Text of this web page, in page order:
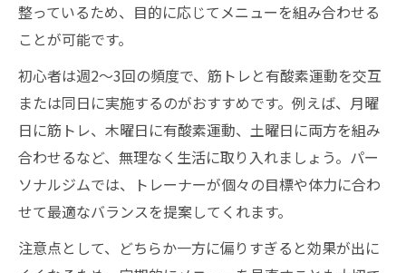
整っているため、目的に応じてメニューを組み合わせる
ことが可能です。
初心者は週2～3回の頻度で、筋トレと有酸素運動を交互
または同日に実施するのがおすすめです。例えば、月曜
日に筋トレ、木曜日に有酸素運動、土曜日に両方を組み
合わせるなど、無理なく生活に取り入れましょう。パー
ソナルジムでは、トレーナーが個々の目標や体力に合わ
せて最適なバランスを提案してくれます。
注意点として、どちらか一方に偏りすぎると効果が出に